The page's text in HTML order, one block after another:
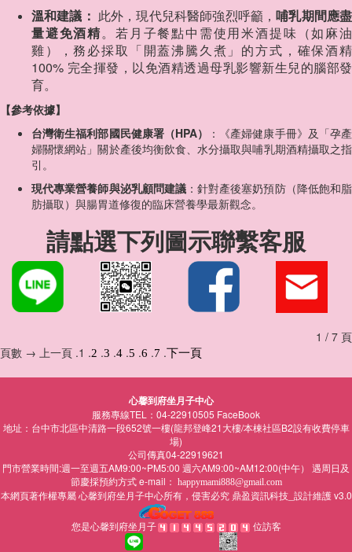
溫和建議： 此外，現代兒科醫師強烈呼籲，哺乳期間應盡
量避免酒精。若月子餐點中需使用米酒提味（如麻油
雞），務必採取「開蓋沸騰久煮」的方式，確保酒精
100% 完全揮發，以免酒精透過母乳影響新生兒的腦部發
育。
【參考依據】
台灣衛生福利部國民健康署（HPA）
：《產婦健康手冊》及「孕產
婦關懷網站」關於產後均衡飲食、水分攝取與哺乳期酒精攝取之指
引。
現代專業營養師與泌乳顧問建議 ：針對產後塞奶預防（降低飽和脂
肪攝取）與腸胃道修復的臨床營養學最新觀念。
請點選下列圖示聯繫客服
1 / 7 頁
頁數 → 上一頁 .1 .2 .3 .4 .5 .6 .7 .下一頁
心馨到府坐月子中心
服務專線TEL：04-22910505 FaceBook
地址：台中市北區中清路一段652號一樓(龍邦登峰21大樓/本棟社區B2設有收費停車
場)
公司傳真04-22919621
門市營業時間:週一至週五AM9:00~PM5:00 週六AM9:00~AM12:00(中午） 遇周日及
節慶採預約方式 e-mail： happymami888@gmail.com
本網頁著作權專屬心馨到府坐月子中心所有，侵害必究 鼎盈資訊科技_設計維護 v3.0
您是心馨到府坐月子 位訪客